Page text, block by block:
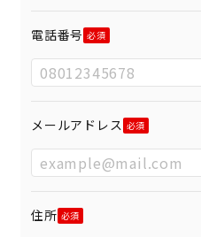
電話番号
メールアドレス
住所